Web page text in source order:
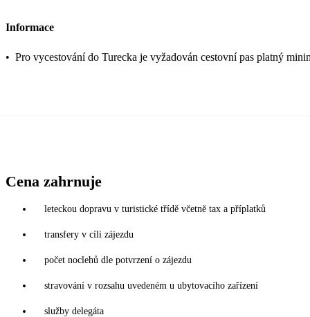
Informace
• Pro vycestování do Turecka je vyžadován cestovní pas platný
Cena zahrnuje
leteckou dopravu v turistické třídě včetně tax a příplatků
transfery v cíli zájezdu
počet noclehů dle potvrzení o zájezdu
stravování v rozsahu uvedeném u ubytovacího zařízení
služby delegáta